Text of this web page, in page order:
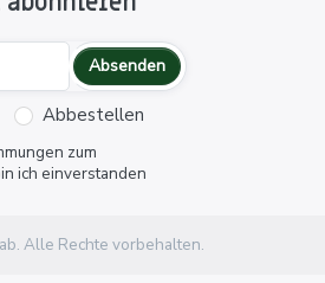
Absenden
Abbestellen
zum
ich einverstanden
Alle Rechte vorbehalten.